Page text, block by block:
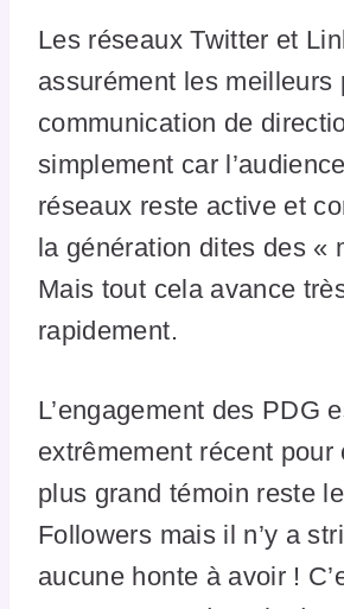
Les réseaux Twitter et
assurément les meilleurs
communication de
simplement car
réseaux reste active et
la génération dites des «
Mais tout cela avance
rapidement.
L’engagement des PDG
extrêmement récent pour
plus grand témoin reste
Followers mais il n’y a
aucune honte à avoir !